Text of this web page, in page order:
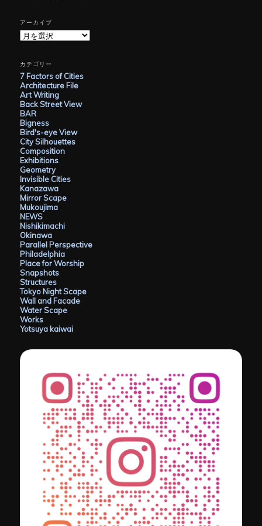
アーカイブ
ア
ー
イ
ブ
カテゴリー
7 Factors of Cities
Architecture File
Art Writing
Back Street View
BAR
Bigness
Bird's-eye View
City Silhouettes
Composition
Exhibitions
Geometry
Invisible Cities
Kanazawa
Mirror Scape
Mukoujima
NEWS
Nishikimachi
Okinawa
Parallel Perspective
Philadelphia
Place for Worship
Snapshots
Structures
Tokyo Night Scape
Wall and Facade
Water Scape
Works
Yotsuya kaiwai